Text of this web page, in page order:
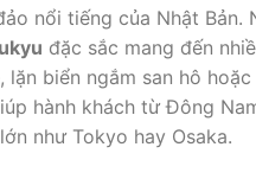
nổi tiếng của Nhật
đặc sắc mang đến
lặn biển ngắm san hô
hành khách từ Đông
như Tokyo hay Osaka.